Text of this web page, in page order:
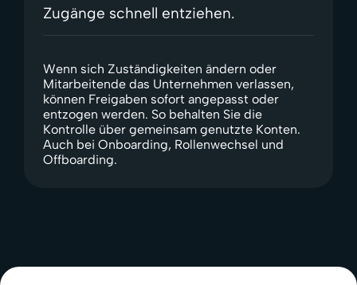
Zugänge schnell entziehen.
Wenn sich Zuständigkeiten ändern oder
Mitarbeitende das Unternehmen verlassen,
können Freigaben sofort angepasst oder
entzogen werden. So behalten Sie die
Kontrolle über gemeinsam genutzte Konten.
Auch bei Onboarding, Rollenwechsel und
Offboarding.